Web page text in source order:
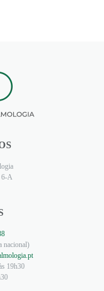
6-A
nacional)
19h30